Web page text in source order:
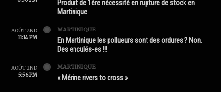
Produit de 1ère nécessité en rupture de stock en
Martinique
AOÛT 2ND
11:14 PM
MARTINIQUE
En Martinique les pollueurs sont des ordures ? Non.
Des enculés-es !!!
AOÛT 2ND
5:56 PM
MARTINIQUE
« Mérine rivers to cross »